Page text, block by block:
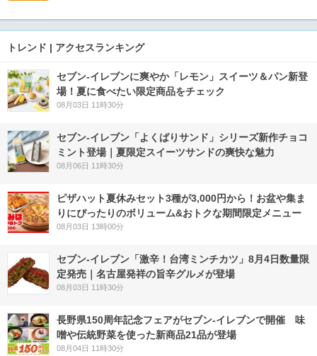
トレンド | アクセスランキング
セブン‐イレブンに爽やか「レモン」スイーツ＆パン新登
場！夏に食べたい限定商品をチェック
08月03日 11時30分
セブン‐イレブン「よくばりサンド」シリーズ新作チョコ
ミント登場｜夏限定スイーツサンドの爽快な魅力
08月06日 11時30分
ピザハット夏休みセット3種が3,000円から！お盆や集ま
りにぴったりのボリューム&おトクな期間限定メニュー
08月03日 13時00分
セブン-イレブン「激辛！台湾ミンチカツ」8月4日数量限
定発売｜名古屋発祥の旨辛グルメが登場
08月03日 11時30分
長野県150周年記念フェアがセブン-イレブンで開催 味
噌や伝統野菜を使った新商品21品が登場
08月04日 11時30分